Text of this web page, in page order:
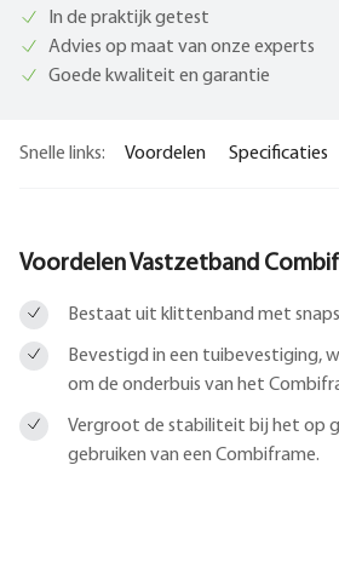
In de praktijk getest
Advies op maat van onze experts
Goede kwaliteit en garantie
Snelle links: Voordelen Specificaties
Voordelen Vastzetband
Bestaat uit klittenband met
Bevestigd in een tuibevestiging,
om de onderbuis van het
Vergroot de stabiliteit bij het op
gebruiken van een Combiframe.